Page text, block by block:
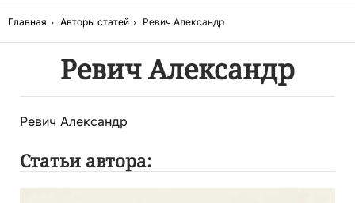
Главная Авторы статей Ревич Александр
Ревич Александр
Ревич Александр
Статьи автора: